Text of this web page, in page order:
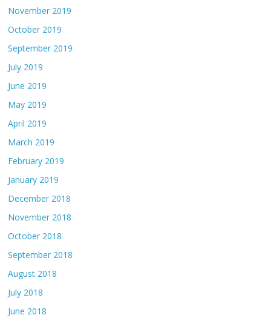
November 2019
October 2019
September 2019
July 2019
June 2019
May 2019
April 2019
March 2019
February 2019
January 2019
December 2018
November 2018
October 2018
September 2018
August 2018
July 2018
June 2018